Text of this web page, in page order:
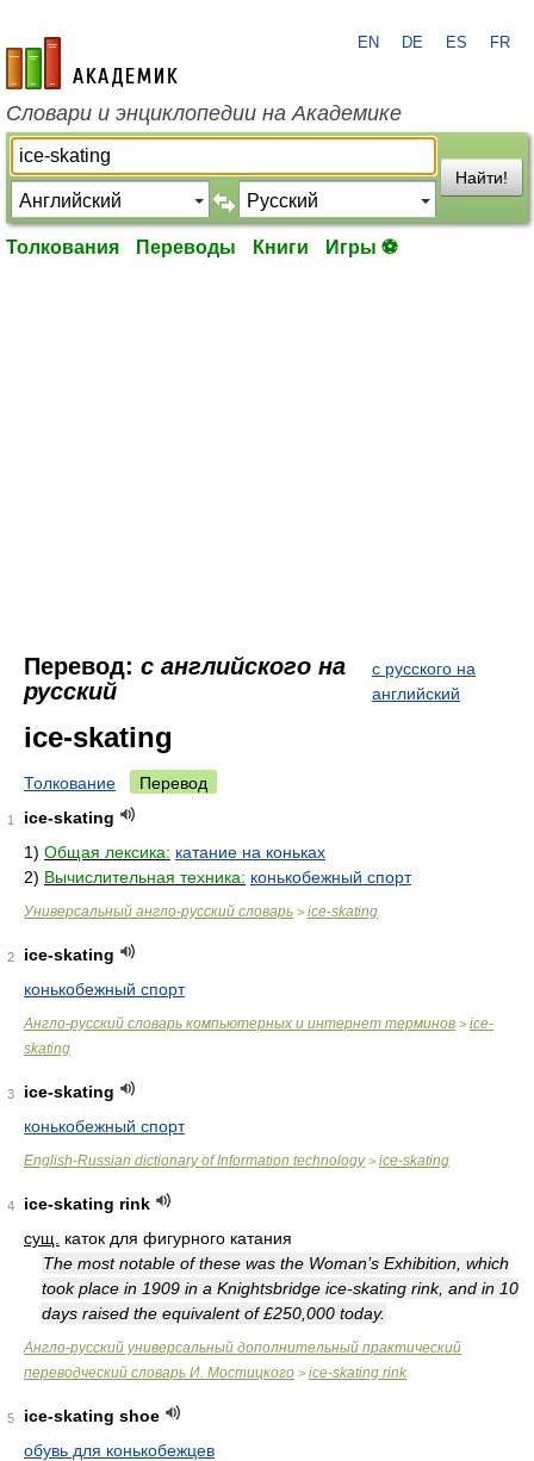
academic.ru
EN DE ES FR
Словари и энциклопедии на Академике
Найти!
Толкования Переводы Книги Игры ⚽
Перевод: с английского на
русский
с русского на
английский
ice-skating
Толкование Перевод
1
ice-skating
1) Общая лексика: катание на коньках
2) Вычислительная техника: конькобежный спорт
Универсальный англо-русский словарь > ice-skating
2
ice-skating
конькобежный спорт
Англо-русский словарь компьютерных и интернет терминов > ice-
skating
3
ice-skating
конькобежный спорт
English-Russian dictionary of Information technology> ice-skating
4
ice-skating rink
сущ.
каток для фигурного катания
The most notable of these was the Woman’s Exhibition, which
took place in 1909 in a Knightsbridge ice-skating rink, and in 10
days raised the equivalent of £250,000 today.
Англо-русский универсальный дополнительный практический
переводческий словарь И. Мостицкого > ice-skating rink
5
ice-skating shoe
обувь для конькобежцев